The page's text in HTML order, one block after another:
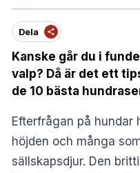
Dela
Kanske går du i
valp? Då är det ett
de 10 bästa
Efterfrågan på
höjden och många
sällskapsdjur. Den